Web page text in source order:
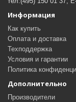
Информация
Как купить
Оплата и доставка
Техподдержка
Условия и гарантии
Политика
Дополнительно
Производители